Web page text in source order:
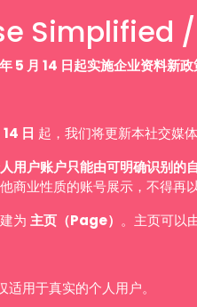
Simplified /
5 月 14 日起实施企业资料新政
日 起，我们将更新本社交媒
用户账户只能由可明确识别的
商业性质的账号展示，不得再
为 主页（Page） 。主页可以
适用于真实的个人用户。